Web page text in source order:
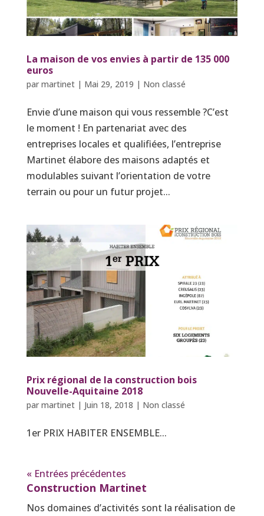
La maison de vos envies à partir de 135 000
euros
par martinet| Mai 29, 2019 | Non classé
Envie d’une maison qui vous ressemble ?C’est
le moment ! En partenariat avec des
entreprises locales et qualifiées, l’entreprise
Martinet élabore des maisons adaptés et
modulables suivant l’orientation de votre
terrain ou pour un futur projet...
Prix régional de la construction bois
Nouvelle-Aquitaine 2018
par martinet| Juin 18, 2018 | Non classé
1er PRIX HABITER ENSEMBLE...
« Entrées précédentes
Construction Martinet
Nos domaines d’activités sont la réalisation de